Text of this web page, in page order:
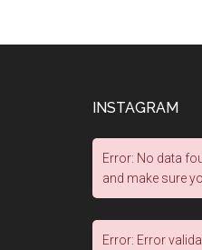
INSTAGRAM
Error: No data
and make sure
Error: Error